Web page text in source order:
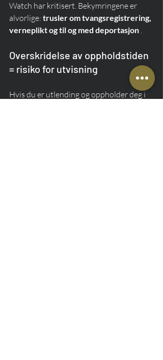
Watch har kritisert. Bekymringene er
alvorlige: trusler om tvangsregistrering,
verneplikt og til og med deportasjon .
Overskridelse av oppholdstiden
= risiko for utvisning
Hvis du er utlending og oppholder deg i